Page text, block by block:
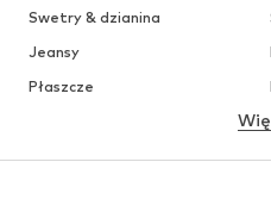
Swetry & dzianina
Jeansy
Płaszcze